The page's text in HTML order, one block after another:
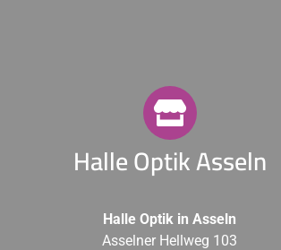
Halle Optik Asseln
Halle Optik in Asseln
Asselner Hellweg 103